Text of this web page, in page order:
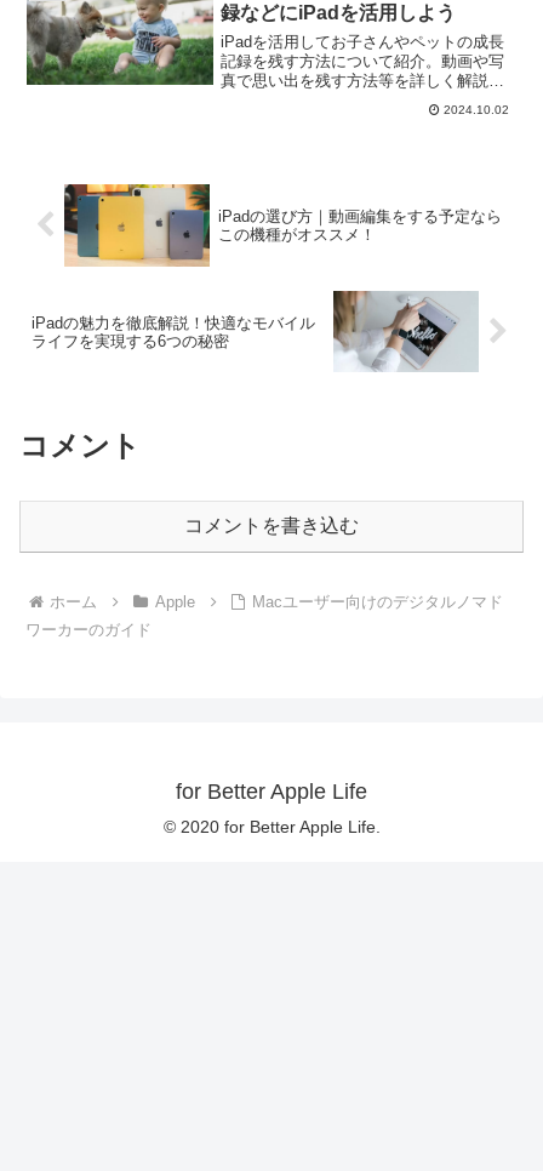
録などにiPadを活用しよう
iPadを活用してお子さんやペットの成長
記録を残す方法について紹介。動画や写
真で思い出を残す方法等を詳しく解説し
ます。またお子さんやペットの成長を記
録するアプリも紹介。iPadで記録を残し
2024.10.02
iPadの選び方｜動画編集をする予定なら
この機種がオススメ！
iPadの魅力を徹底解説！快適なモバイル
ライフを実現する6つの秘密
コメント
コメントを書き込む
ホーム Apple
Macユーザー向けのデジタルノマド
ワーカーのガイド
for Better Apple Life
© 2020 for Better Apple Life.